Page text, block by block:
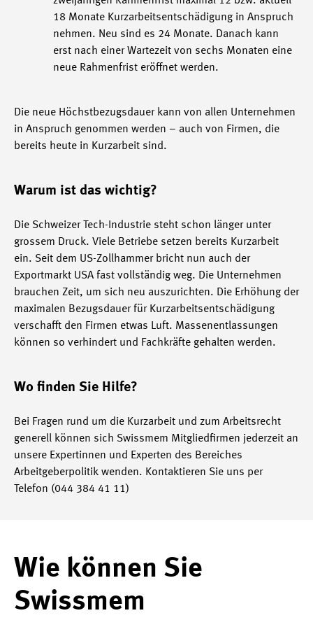
18 Monate Kurzarbeitsentschädigung in Anspruch
nehmen. Neu sind es 24 Monate. Danach kann
erst nach einer Wartezeit von sechs Monaten eine
neue Rahmenfrist eröffnet werden.
Die neue Höchstbezugsdauer kann von allen Unternehmen
in Anspruch genommen werden – auch von Firmen, die
bereits heute in Kurzarbeit sind.
Warum ist das wichtig?
Die Schweizer Tech-Industrie steht schon länger unter
grossem Druck. Viele Betriebe setzen bereits Kurzarbeit
ein. Seit dem US-Zollhammer bricht nun auch der
Exportmarkt USA fast vollständig weg. Die Unternehmen
brauchen Zeit, um sich neu auszurichten. Die Erhöhung der
maximalen Bezugsdauer für Kurzarbeitsentschädigung
verschafft den Firmen etwas Luft. Massenentlassungen
können so verhindert und Fachkräfte gehalten werden.
Wo finden Sie Hilfe?
Bei Fragen rund um die Kurzarbeit und zum Arbeitsrecht
generell können sich Swissmem Mitgliedfirmen jederzeit an
unsere Expertinnen und Experten des Bereiches
Arbeitgeberpolitik wenden. Kontaktieren Sie uns per
Telefon (044 384 41 11)
Wie können Sie
Swissmem